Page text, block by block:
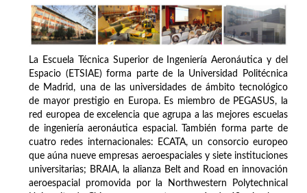
La Escuela Técnica Superior de Ingeniería Aeronáutica y del
Espacio (ETSIAE) forma parte de la Universidad Politécnica
de Madrid, una de las universidades de ámbito tecnológico
de mayor prestigio en Europa. Es miembro de PEGASUS, la
red europea de excelencia que agrupa a las mejores escuelas
de ingeniería aeronáutica espacial. También forma parte de
cuatro redes internacionales: ECATA, un consorcio europeo
que aúna nueve empresas aeroespaciales y siete instituciones
universitarias; BRAIA, la alianza Belt and Road en innovación
aeroespacial promovida por la Northwestern Polytechnical